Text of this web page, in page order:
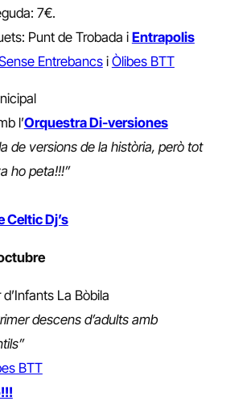
7€.
Punt de Trobada i Entrapolis
Entrebancsi Òlibes BTT
l’Orquestra Di-versiones
de versions de la història, però tot
ho peta!!!”
Celtic Dj’s
La Bòbila
descens d’adults amb
BTT